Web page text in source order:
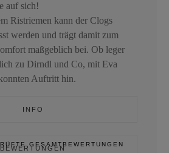
auf sich!
Ristriemen kann der Clogs
werden und trägt damit zum
maßgeblich bei. Ob leger
zu Dirndl und Co, mit Eva
Auftritt hin.
INFO
GESAMTBEWERTUNGEN
BEWERTUNGEN